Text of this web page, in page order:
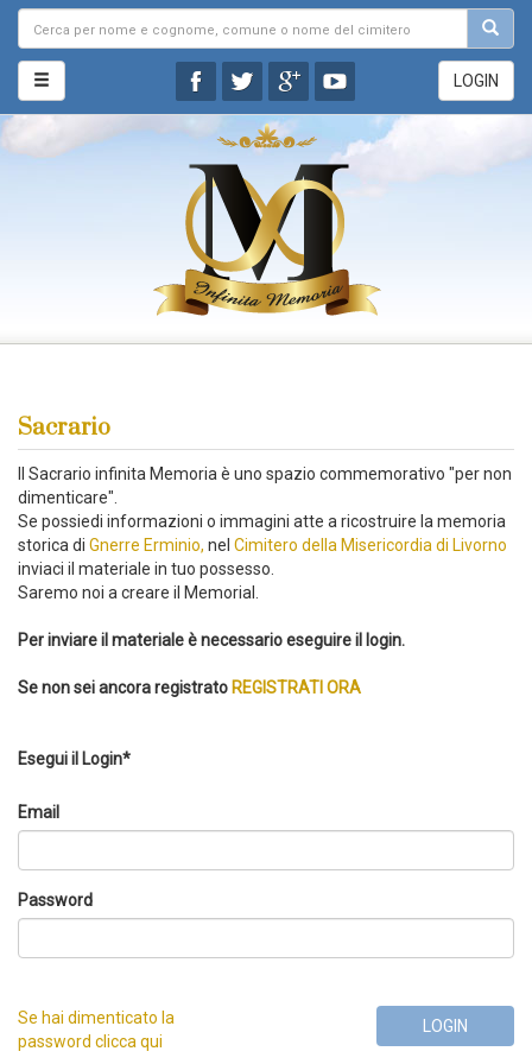
LOGIN
Sacrario
Il Sacrario infinita Memoria è uno spazio commemorativo "per non
dimenticare".
Se possiedi informazioni o immagini atte a ricostruire la memoria
storica di Gnerre Erminio, nel Cimitero della Misericordia di Livorno
inviaci il materiale in tuo possesso.
Saremo noi a creare il Memorial.
Per inviare il materiale è necessario eseguire il login.
Se non sei ancora registrato REGISTRATI ORA
Esegui il Login*
Email
Password
Se hai dimenticato la
password clicca qui
LOGIN